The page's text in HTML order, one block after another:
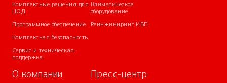
Комплексные решения для
ЦОД
Программное обеспечение
Комплексная безопасность
Сервис и техническая
поддержка
Климатическое
оборудование
Реинжиниринг ИБП
О компании Пресс-центр